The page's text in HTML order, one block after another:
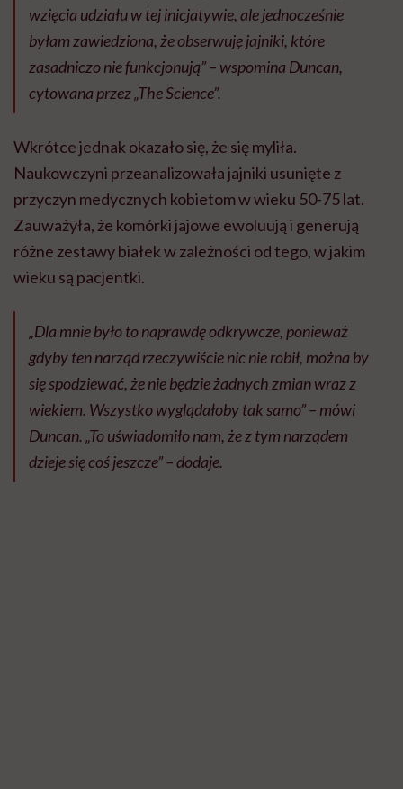
wzięcia udziału w tej inicjatywie, ale jednocześnie
byłam zawiedziona, że ​​obserwuję jajniki, które
zasadniczo nie funkcjonują” – wspomina Duncan,
cytowana przez „The Science”.
Wkrótce jednak okazało się, że się myliła.
Naukowczyni przeanalizowała jajniki usunięte z
przyczyn medycznych kobietom w wieku 50-75 lat.
Zauważyła, że komórki jajowe ewoluują i generują
różne zestawy białek w zależności od tego, w jakim
wieku są pacjentki.
„Dla mnie było to naprawdę odkrywcze, ponieważ
gdyby ten narząd rzeczywiście nic nie robił, można by
się spodziewać, że nie będzie żadnych zmian wraz z
wiekiem. Wszystko wyglądałoby tak samo” – mówi
Duncan. „To uświadomiło nam, że z tym narządem
dzieje się coś jeszcze” – dodaje.